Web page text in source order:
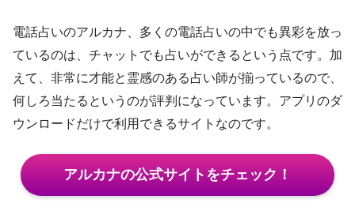
電話占いのアルカナ、多くの電話占いの中でも異彩を放っ
ているのは、チャットでも占いができるという点です。加
えて、非常に才能と霊感のある占い師が揃っているので、
何しろ当たるというのが評判になっています。アプリのダ
ウンロードだけで利用できるサイトなのです。
アルカナの公式サイトをチェック！